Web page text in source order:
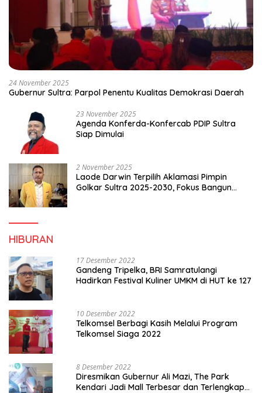
24 November 2025
Gubernur Sultra: Parpol Penentu Kualitas Demokrasi Daerah
23 November 2025
Agenda Konferda-Konfercab PDIP Sultra
Siap Dimulai
2 November 2025
Laode Darwin Terpilih Aklamasi Pimpin
Golkar Sultra 2025-2030, Fokus Bangun
HIBURAN
17 Desember 2022
Gandeng Tripelka, BRI Samratulangi
Hadirkan Festival Kuliner UMKM di HUT ke 127
10 Desember 2022
Telkomsel Berbagi Kasih Melalui Program
Telkomsel Siaga 2022
8 Desember 2022
Diresmikan Gubernur Ali Mazi, The Park
Kendari Jadi Mall Terbesar dan Terlengkap